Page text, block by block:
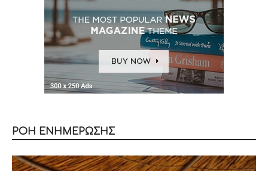
ΡΟΗ ΕΝΗΜΕΡΩΣΗΣ